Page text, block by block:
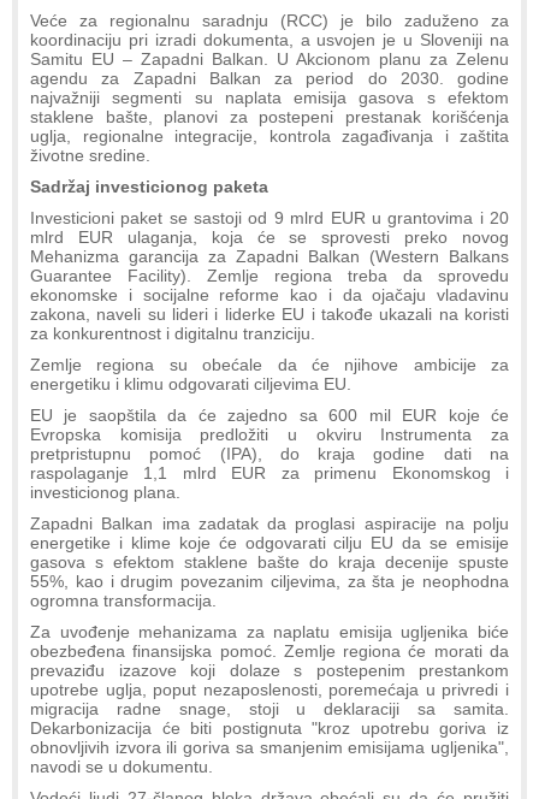
Veće za regionalnu saradnju (RCC) je bilo zaduženo za
koordinaciju pri izradi dokumenta, a usvojen je u Sloveniji na
Samitu EU – Zapadni Balkan. U Akcionom planu za Zelenu
agendu za Zapadni Balkan za period do 2030. godine
najvažniji segmenti su naplata emisija gasova s efektom
staklene bašte, planovi za postepeni prestanak korišćenja
uglja, regionalne integracije, kontrola zagađivanja i zaštita
životne sredine.
Sadržaj investicionog paketa
Investicioni paket se sastoji od 9 mlrd EUR u grantovima i 20
mlrd EUR ulaganja, koja će se sprovesti preko novog
Mehanizma garancija za Zapadni Balkan (Western Balkans
Guarantee Facility). Zemlje regiona treba da sprovedu
ekonomske i socijalne reforme kao i da ojačaju vladavinu
zakona, naveli su lideri i liderke EU i takođe ukazali na koristi
za konkurentnost i digitalnu tranziciju.
Zemlje regiona su obećale da će njihove ambicije za
energetiku i klimu odgovarati ciljevima EU.
EU je saopštila da će zajedno sa 600 mil EUR koje će
Evropska komisija predložiti u okviru Instrumenta za
pretpristupnu pomoć (IPA), do kraja godine dati na
raspolaganje 1,1 mlrd EUR za primenu Ekonomskog i
investicionog plana.
Zapadni Balkan ima zadatak da proglasi aspiracije na polju
energetike i klime koje će odgovarati cilju EU da se emisije
gasova s efektom staklene bašte do kraja decenije spuste
55%, kao i drugim povezanim ciljevima, za šta je neophodna
ogromna transformacija.
Za uvođenje mehanizama za naplatu emisija ugljenika biće
obezbeđena finansijska pomoć. Zemlje regiona će morati da
prevaziđu izazove koji dolaze s postepenim prestankom
upotrebe uglja, poput nezaposlenosti, poremećaja u privredi i
migracija radne snage, stoji u deklaraciji sa samita.
Dekarbonizacija će biti postignuta "kroz upotrebu goriva iz
obnovljivih izvora ili goriva sa smanjenim emisijama ugljenika",
navodi se u dokumentu.